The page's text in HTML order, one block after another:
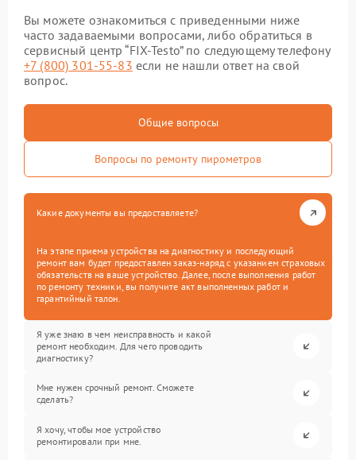
Вы можете ознакомиться с приведенными ниже
часто задаваемыми вопросами, либо обратиться в
сервисный центр “FIX-Testo” по следующему телефону
+7 (800) 301-55-83 если не нашли ответ на свой
вопрос.
Общие вопросы
Вопросы по ремонту пирометров
Какие документы вы предоставляете?
На этапе приема устройства на диагностику и последующий
ремонт вам будет предоставлен заказ-наряд с указанием страховых
обязательств на ваше устройство. Далее, после выполнения работ
по ремонту техники, вы получите акт выполненных работ и
гарантийный талон.
Я уже знаю в чем неисправность и какой
ремонт необходим. Для чего проводить
диагностику?
Мне нужен срочный ремонт. Сможете
сделать?
Я хочу, чтобы мое устройство
ремонтировали при мне.